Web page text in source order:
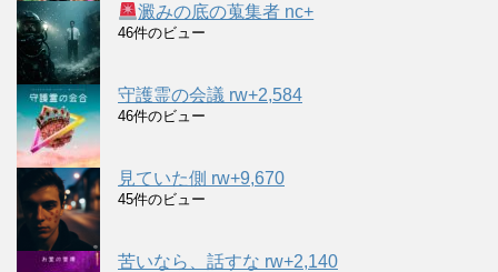
澱みの底の蒐集者 nc+
46件のビュー
守護霊の会議 rw+2,584
46件のビュー
見ていた側 rw+9,670
45件のビュー
苦いなら、話すな rw+2,140